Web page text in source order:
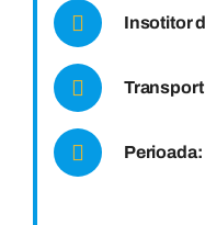
Insotitor